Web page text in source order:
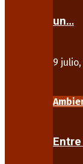
un…
9 julio,